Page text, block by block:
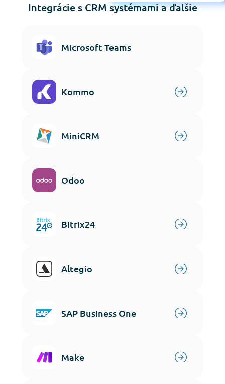
Integrácie s CRM systémami a ďalšie
Microsoft Teams
Kommo
MiniCRM
Odoo
Bitrix24
Altegio
SAP Business One
Make